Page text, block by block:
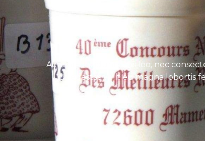
Aenean tincidunt eros leo, nec
Ut egestas velit eu magna lobortis